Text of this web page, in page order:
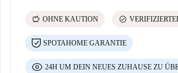
savings OHNE KAUTION check_circle
SPOTAHOME GARANTIE
24H UM DEIN NEUES ZUHAUSE ZU